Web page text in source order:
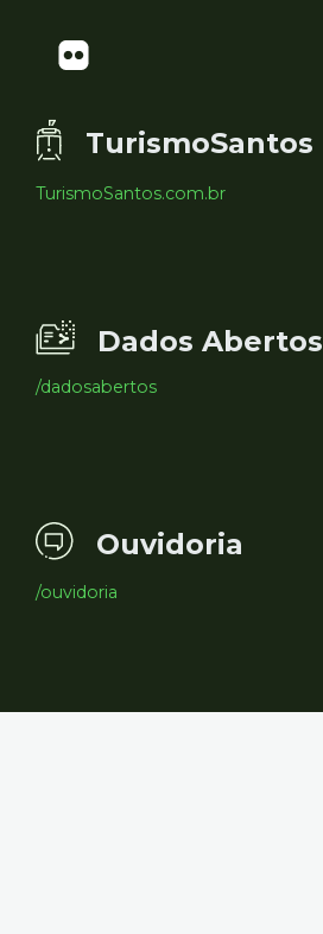
TurismoSantos
TurismoSantos.com.br
Dados Abertos
/dadosabertos
Ouvidoria
/ouvidoria